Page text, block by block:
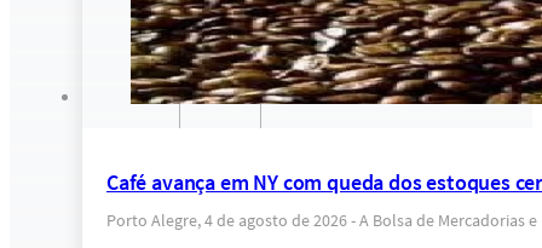
Café avança em NY com queda dos estoques
Porto Alegre, 4 de agosto de 2026 - A Bolsa de Mercadorias